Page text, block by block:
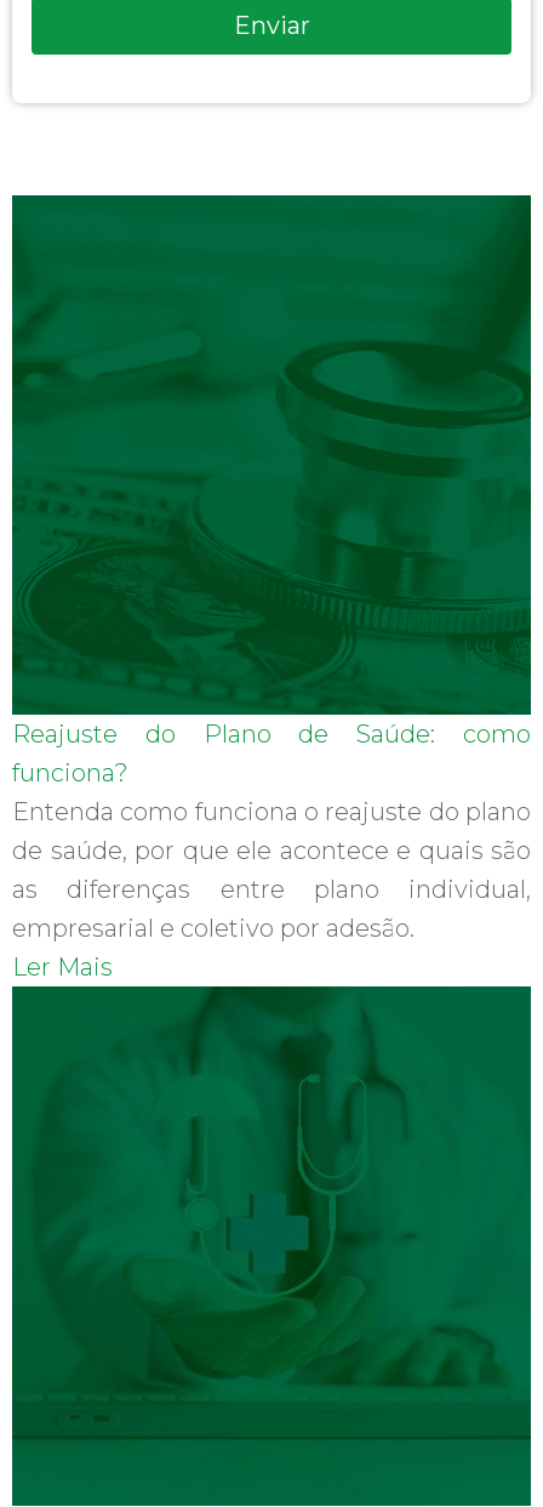
Enviar
Reajuste do Plano de Saúde: como
funciona?
Entenda como funciona o reajuste do plano
de saúde, por que ele acontece e quais são
as diferenças entre plano individual,
empresarial e coletivo por adesão.
Ler Mais